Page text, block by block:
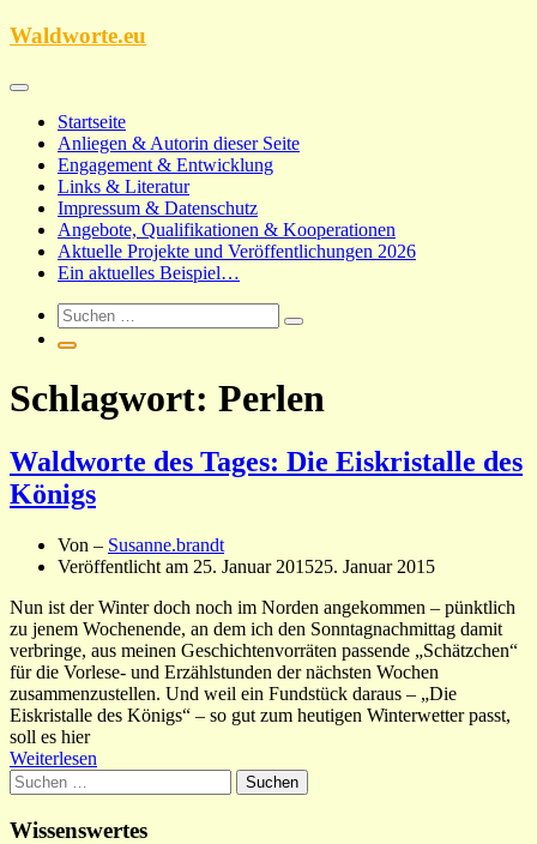
Zum
Waldworte.eu
Startseite
Anliegen & Autorin dieser Seite
Engagement & Entwicklung
Links & Literatur
Impressum & Datenschutz
Angebote, Qualifikationen & Kooperationen
Aktuelle Projekte und Veröffentlichungen 2026
Ein aktuelles Beispiel…
Schlagwort: Perlen
Waldworte des Tages: Die Eiskristalle des
Königs
Von – Susanne.brandt
Veröffentlicht am 25. Januar 201525. Januar 2015
Nun ist der Winter doch noch im Norden angekommen – pünktlich
zu jenem Wochenende, an dem ich den Sonntagnachmittag damit
verbringe, aus meinen Geschichtenvorräten passende „Schätzchen“
für die Vorlese- und Erzählstunden der nächsten Wochen
zusammenzustellen. Und weil ein Fundstück daraus – „Die
Eiskristalle des Königs“ – so gut zum heutigen Winterwetter passt,
soll es hier
Weiterlesen
Suchen
nach:
Wissenswertes